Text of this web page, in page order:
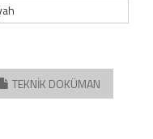
TEKNİK DOKÜMAN